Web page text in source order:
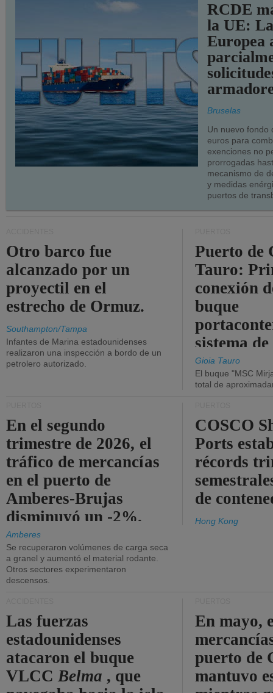
RCDE
la UE:
Europea
Bruselas
Un nuevo fondo
euros para
exenciones no
prorrogadas
mecanismo de
y medidas
puertos de
Otro barco fue
alcanzado por un
proyectil en el
estrecho de Ormuz.
Southampton/Tampa
Infantes de Marina estadounidenses
realizaron una inspección a bordo de un
petrolero autorizado.
Puerto de
Tauro:
conexión
buque
sistema
la red
Gioia Tauro
El buque "MSC
total de
En el segundo
trimestre de 2026, el
tráfico de mercancías
en el puerto de
Amberes-Brujas
disminuyó un -2%.
Amberes
Se recuperaron volúmenes de carga seca
a granel y aumentó el material rodante.
Otros sectores experimentaron
descensos.
COSCO
Ports
récords
de
Hong Kong
Las fuerzas
estadounidenses
atacaron el buque
VLCCBelma , que
En mayo,
puerto de
mantuvo